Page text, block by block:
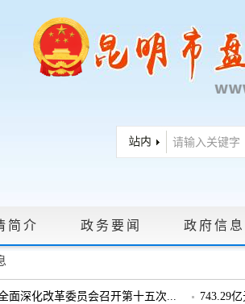
简介 政务要闻 政府信
政府信息公开制度 | 政策文件 法定主动公
面深化改革委员会召开第十五次... 743.29